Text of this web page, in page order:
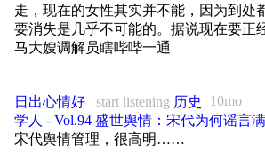
《长袜子皮皮》《丑八怪》《秋菊打官司》《芙
西里的美丽传说》《美国夫人》《无主之作》
【和我们互动】
出品方：单向街基金会
出品人：许知远
01:27:22 邬达克、鲍罗廷与铁路上无数的过客
01:28:22 旅顺、大连回归之前：被遗留在城市中
与革命
【谈话中提到的公众人物/事件】
以赛亚·柏林（Isaiah Berlin，1909—1997）：英
区分"消极自由"与"积极自由"著称，著有《两种
家》等。
二战流亡经历奠定其思想根基。提出“恐惧的自由
Fear）。代表作：《守法主义》《平常的恶》《
迈克尔·豪斯克勒（Michael Hauskeller，1964—
家，现任英国利物浦大学哲学系主任、教授，长
理与存在主义，著有《更好有多好？理解人类增
奥古斯丁（Aurelius Augustinus，354—430）：
督教重要思想家，《忏悔录》《上帝之城》作者。
伊曼努尔·康德（Immanuel Kant，1724—1804）
01:02:15 一昼夜急行二百里：多尔衮在山海关一
01:06:03 张献忠与四川“无人区”：晚明人口为何
朱由检（明思宗·崇祯帝，1611—1644）明朝第十
子。天启二年封信王，七年（1627）熹宗崩后继
忠贤阉党。在位时内忧李自成、张献忠起义，外
更易阁臣疆吏，处死袁崇焕等人。崇祯十七年（
走，现在的女性其实并不能，因为到处
要消失是几乎不可能的。据说现在要正
马大嫂调解员瞎哔哔一通
10mo
日出心情好 start listening 历史
学人 - Vol.94 盛世舆情：宋代为何谣言
宋代舆情管理，很高明……